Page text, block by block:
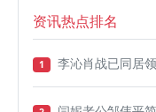
资讯热点排名
1 李沁肖战已同居